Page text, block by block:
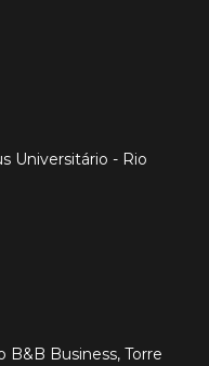
Universitário - Rio
B&B Business, Torre